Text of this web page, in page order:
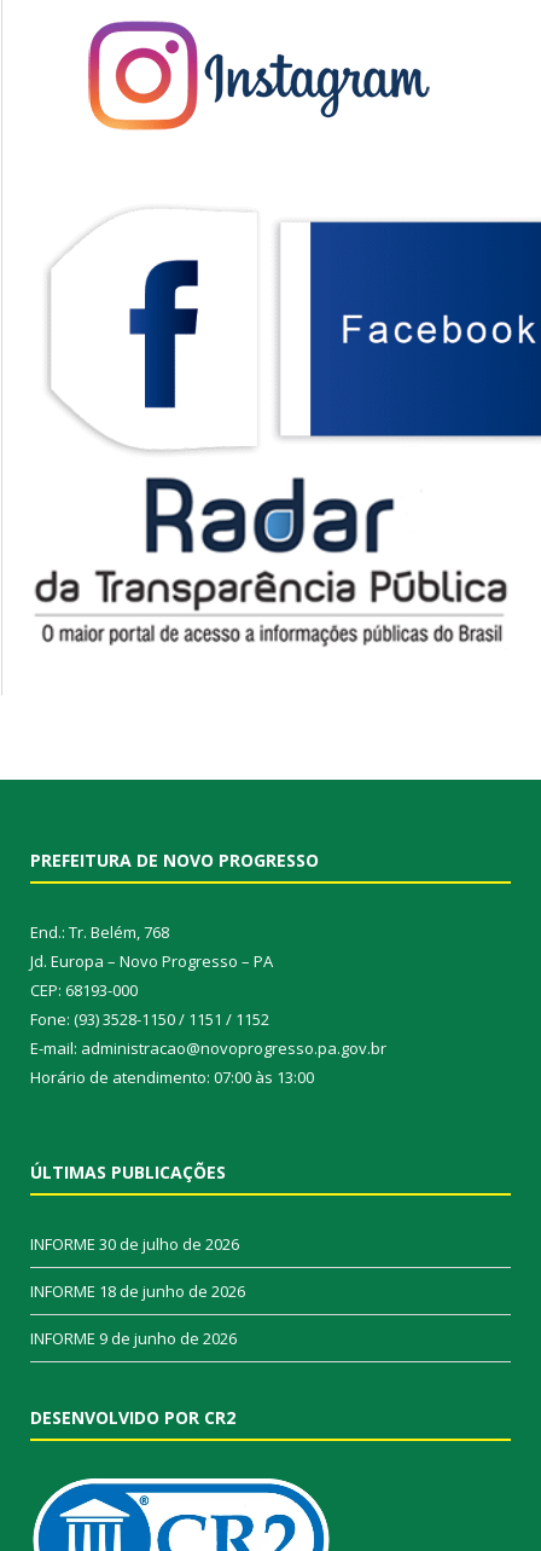
PREFEITURA DE NOVO PROGRESSO
End.: Tr. Belém, 768
Jd. Europa – Novo Progresso – PA
CEP: 68193-000
Fone: (93) 3528-1150 / 1151 / 1152
E-mail: administracao@novoprogresso.pa.gov.br
Horário de atendimento: 07:00 às 13:00
ÚLTIMAS PUBLICAÇÕES
INFORME 30 de julho de 2026
INFORME 18 de junho de 2026
INFORME 9 de junho de 2026
DESENVOLVIDO POR CR2